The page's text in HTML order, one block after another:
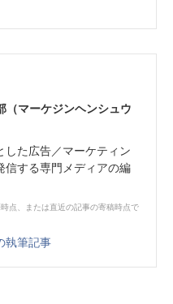
マーケジンヘンシュウ
した広告／マーケティン
信する専門メディアの編
点、または直近の記事の寄稿時点で
執筆記事